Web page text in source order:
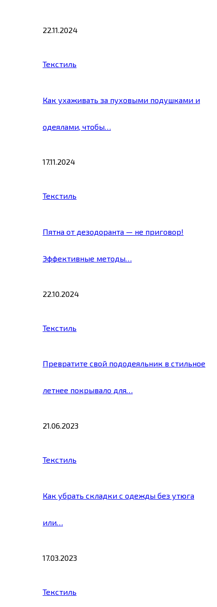
22.11.2024
Текстиль
Как ухаживать за пуховыми подушками и
одеялами, чтобы…
17.11.2024
Текстиль
Пятна от дезодоранта — не приговор!
Эффективные методы…
22.10.2024
Текстиль
Превратите свой пододеяльник в стильное
летнее покрывало для…
21.06.2023
Текстиль
Как убрать складки с одежды без утюга
или…
17.03.2023
Текстиль